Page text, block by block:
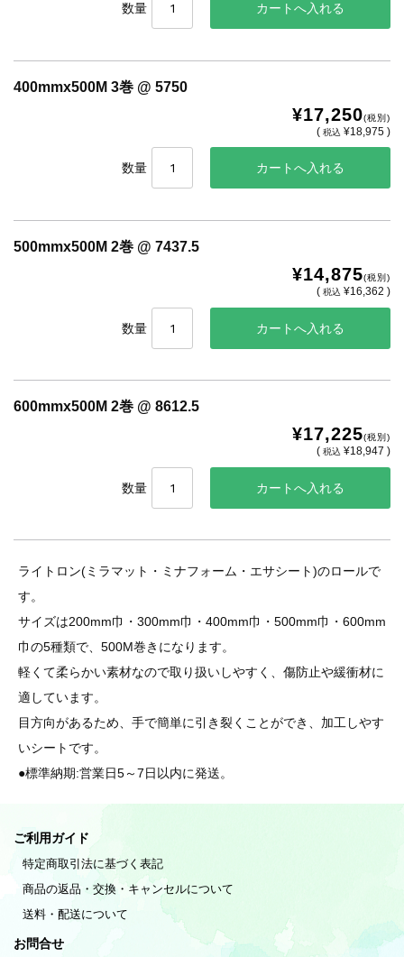
数量
400mmx500M 3巻 @ 5750
¥17,250(税別)
(税込 ¥18,975 )
数量
500mmx500M 2巻 @ 7437.5
¥14,875(税別)
(税込 ¥16,362 )
数量
600mmx500M 2巻 @ 8612.5
¥17,225(税別)
(税込 ¥18,947 )
数量
ライトロン(ミラマット・ミナフォーム・エサシート)のロールで
す。
サイズは200mm巾・300mm巾・400mm巾・500mm巾・600mm
巾の5種類で、500M巻きになります。
軽くて柔らかい素材なので取り扱いしやすく、傷防止や緩衝材に
適しています。
目方向があるため、手で簡単に引き裂くことができ、加工しやす
いシートです。
●標準納期:営業日5～7日以内に発送。
ご利用ガイド
特定商取引法に基づく表記
商品の返品・交換・キャンセルについて
送料・配送について
お問合せ